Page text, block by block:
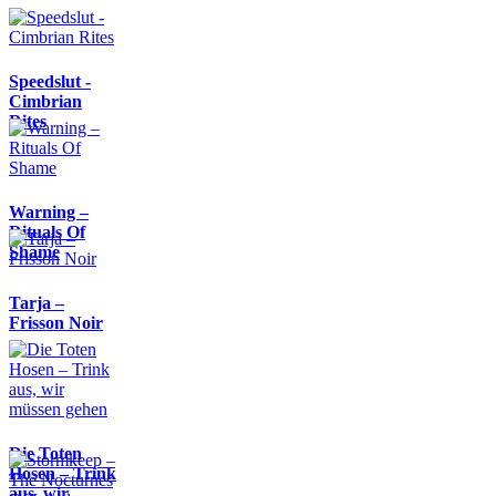
Speedslut -
Cimbrian
Rites
Warning –
Rituals Of
Shame
Tarja –
Frisson Noir
Die Toten
Hosen – Trink